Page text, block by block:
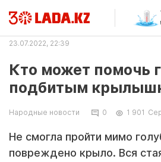
23.07.2022, 22:39
Кто может помочь
подбитым
Народные новости 0 1 901
Не смогла пройти мимо
повреждено крыло. Вся